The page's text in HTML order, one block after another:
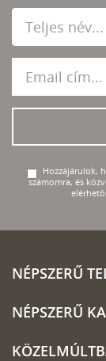
Hozzájárulok,
számomra, és
NÉPSZERŰ
NÉPSZERŰ